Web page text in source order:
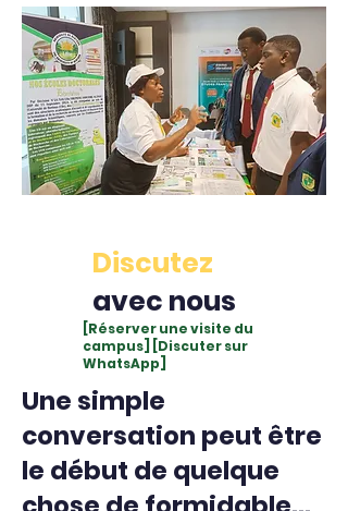
Discutez
avec nous
[Réserver une visite du
campus] [Discuter sur
WhatsApp]
Une simple
conversation peut être
le début de quelque